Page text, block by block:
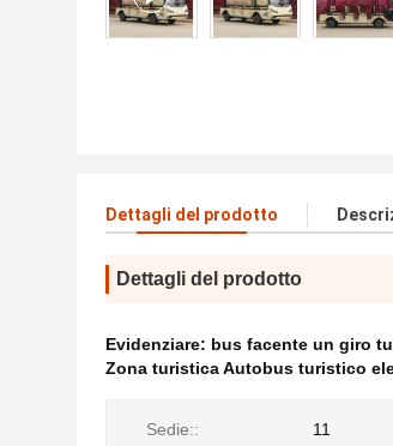
Dettagli del prodotto
Dettagli del prodotto
Evidenziare: bus facente un giro
Zona turistica Autobus turistico
Sedie:: 11